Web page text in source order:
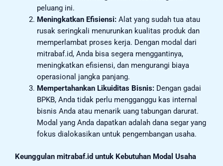
peluang ini.
Meningkatkan Efisiensi:Alat yang sudah tua atau
rusak seringkali menurunkan kualitas produk dan
memperlambat proses kerja. Dengan modal dari
mitrabaf.id, Anda bisa segera menggantinya,
meningkatkan efisiensi, dan mengurangi biaya
operasional jangka panjang.
Mempertahankan Likuiditas Bisnis:Dengan gadai
BPKB, Anda tidak perlu mengganggu kas internal
bisnis Anda atau menarik uang tabungan darurat.
Modal yang Anda dapatkan adalah dana segar yang
fokus dialokasikan untuk pengembangan usaha.
Keunggulan mitrabaf.id untuk Kebutuhan Modal Usaha